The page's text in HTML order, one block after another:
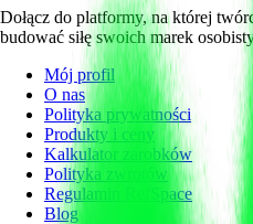
Dołącz do platformy, na której
budować siłę swoich marek
Mój profil
O nas
Polityka prywatności
Produkty i ceny
Kalkulator zarobków
Polityka zwrotów
Regulamin RefSpace
Blog